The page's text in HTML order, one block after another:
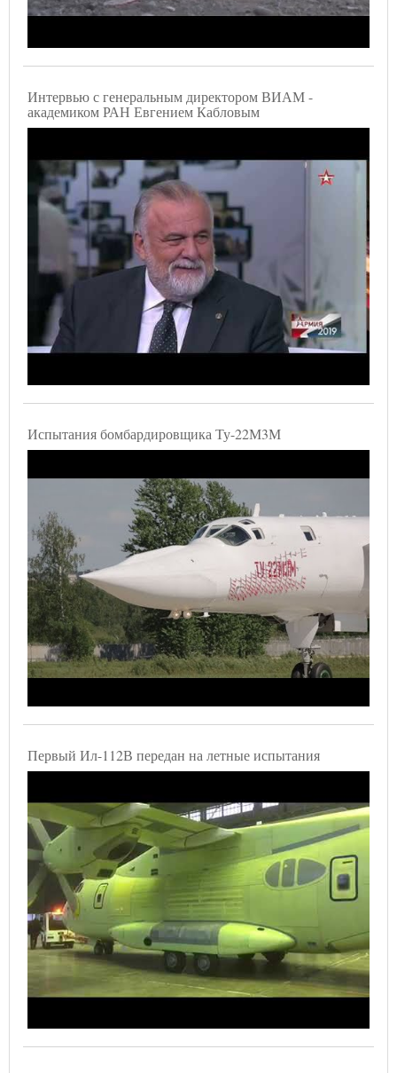
Интервью с генеральным директором ВИАМ -
академиком РАН Евгением Кабловым
Испытания бомбардировщика Ту-22М3М
Первый Ил-112В передан на летные испытания